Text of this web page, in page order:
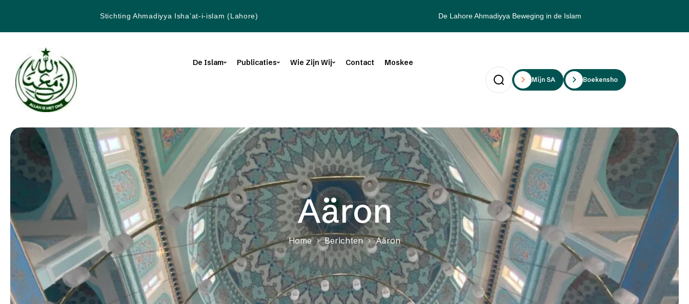
Stichting Ahmadiyya Isha’at-i-islam (Lahore) De Lahore Ahmadiyya Beweging in de Islam
De Islam Publicaties Wie Zijn Wij Contact Moskee
Mijn SAii Boekenshop
Aäron
Home Berichten Aäron